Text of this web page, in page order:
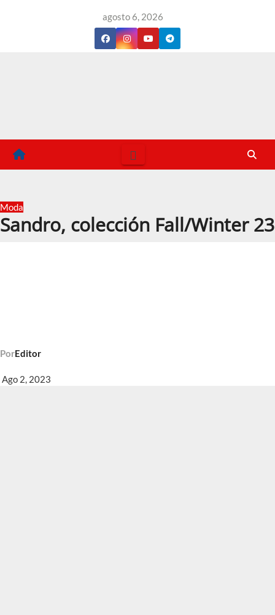
agosto 6, 2026
Moda
Sandro, colección Fall/Winter 23
PorEditor
Ago 2, 2023